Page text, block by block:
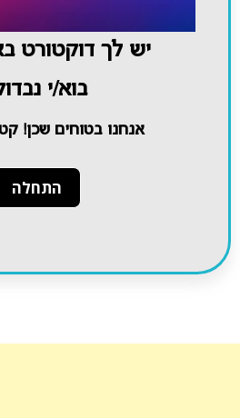
יש לך דוקטורט
בוא/י
אנחנו בטוחים שכן!